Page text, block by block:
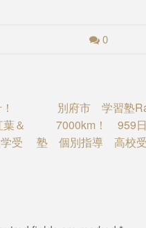
0
＆
受
別府市 学習塾
7000km！ 959
塾 個別指導 高校